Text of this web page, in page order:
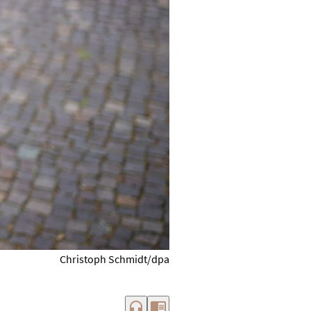
Christoph Schmidt/dpa
headphones chrome_reader_mode